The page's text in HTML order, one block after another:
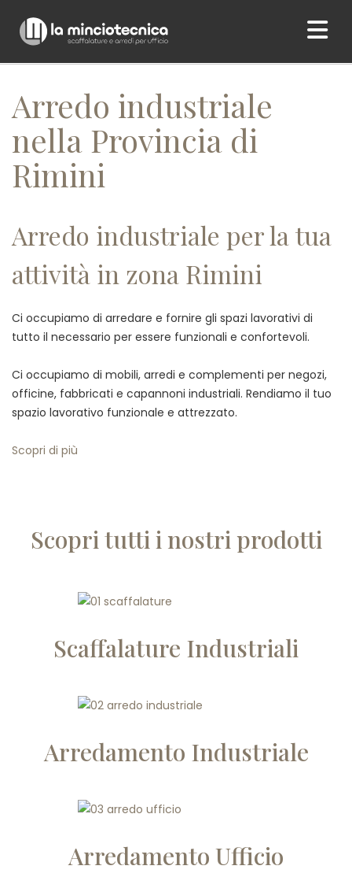
Home/ Arredo industriale nella Provincia di Rimini
Arredo industriale
nella Provincia di
Rimini
Arredo industriale per la tua
attività in zona Rimini
Ci occupiamo di arredare e fornire gli spazi lavorativi di
tutto il necessario per essere funzionali e confortevoli.
Ci occupiamo di mobili, arredi e complementi per negozi,
officine, fabbricati e capannoni industriali. Rendiamo il tuo
spazio lavorativo funzionale e attrezzato.
Scopri di più
Scopri tutti i nostri prodotti
Scaffalature Industriali
Arredamento Industriale
Arredamento Ufficio